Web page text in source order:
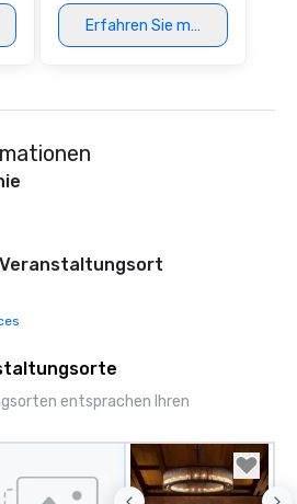
at various stops. Build Your Network
Our exclusive
traverse along the
experiences can
as 500 guests,
choice for any
Stress-Free Booking
Erfahren Sie mehr
entsprachen Ihren